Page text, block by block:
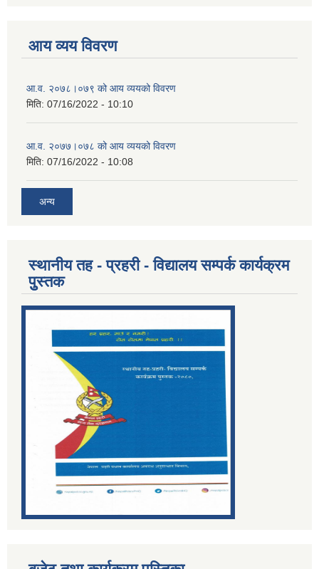
आय व्यय विवरण
आ.व. २०७८।०७९ को आय व्ययको विवरण
मिति: 07/16/2022 - 10:10
आ.व. २०७७।०७८ को आय व्ययको विवरण
मिति: 07/16/2022 - 10:08
अन्य
स्थानीय तह - प्रहरी - विद्यालय सम्पर्क कार्यक्रम
पुुस्तक